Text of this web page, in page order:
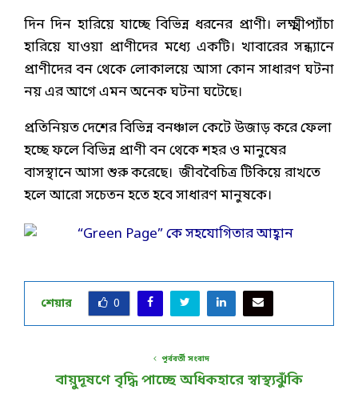
দিন দিন হারিয়ে যাচ্ছে বিভিন্ন ধরনের প্রাণী। লক্ষ্মীপ্যাঁচা
হারিয়ে যাওয়া প্রাণীদের মধ্যে একটি। খাবারের সন্ধ্যানে
প্রাণীদের বন থেকে লোকালয়ে আসা কোন সাধারণ ঘটনা
নয় এর আগে এমন অনেক ঘটনা ঘটেছে।
প্রতিনিয়ত দেশের বিভিন্ন বনঞ্চাল কেটে উজাড় করে ফেলা
হচ্ছে ফলে বিভিন্ন প্রাণী বন থেকে শহর ও মানুষের
বাসস্থানে আসা শুরু করেছে। জীববৈচিত্র টিকিয়ে রাখতে
হলে আরো সচেতন হতে হবে সাধারণ মানুষকে।
শেয়ার 0
পূর্ববর্তী সংবাদ
বায়ুদূষণে বৃদ্ধি পাচ্ছে অধিকহারে স্বাস্থ্যঝুঁকি